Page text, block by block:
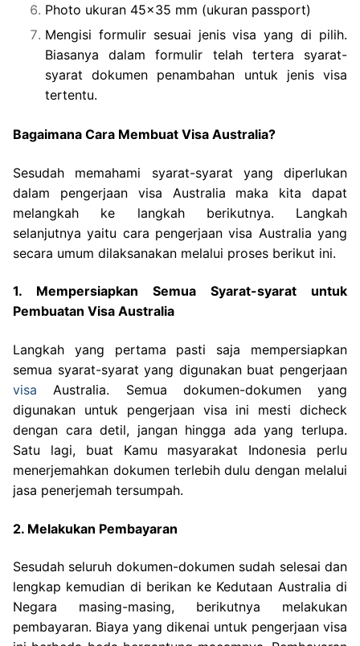
Photo ukuran 45×35 mm (ukuran passport)
Mengisi formulir sesuai jenis visa yang di pilih.
Biasanya dalam formulir telah tertera syarat-
syarat dokumen penambahan untuk jenis visa
tertentu.
Bagaimana Cara Membuat Visa Australia?
Sesudah memahami syarat-syarat yang diperlukan
dalam pengerjaan visa Australia maka kita dapat
melangkah ke langkah berikutnya. Langkah
selanjutnya yaitu cara pengerjaan visa Australia yang
secara umum dilaksanakan melalui proses berikut ini.
1. Mempersiapkan Semua Syarat-syarat untuk
Pembuatan Visa Australia
Langkah yang pertama pasti saja mempersiapkan
semua syarat-syarat yang digunakan buat pengerjaan
visa Australia. Semua dokumen-dokumen yang
digunakan untuk pengerjaan visa ini mesti dicheck
dengan cara detil, jangan hingga ada yang terlupa.
Satu lagi, buat Kamu masyarakat Indonesia perlu
menerjemahkan dokumen terlebih dulu dengan melalui
jasa penerjemah tersumpah.
2. Melakukan Pembayaran
Sesudah seluruh dokumen-dokumen sudah selesai dan
lengkap kemudian di berikan ke Kedutaan Australia di
Negara masing-masing, berikutnya melakukan
pembayaran. Biaya yang dikenai untuk pengerjaan visa